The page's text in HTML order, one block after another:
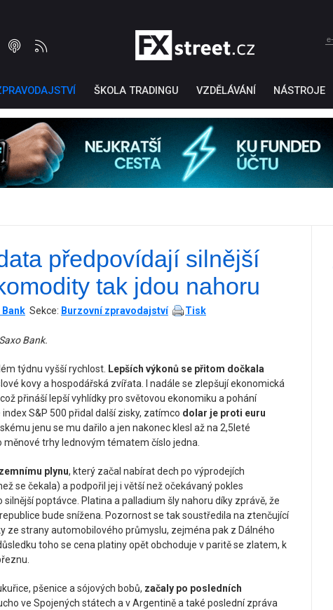
ŠKOLA TRADINGU VZDĚLÁVÁNÍ NÁSTROJE
Ticker Tape by TradingView
předpovídají silnější
tak jdou nahoru
Bank Sekce: Burzovní zpravodajství Tisk
Bank.
týdnu vyšší rychlost. Lepších výkonů se přitom dočkala
kovy a hospodářská zvířata. I nadále se zlepšují ekonomická
přináší lepší vyhlídky pro světovou ekonomiku a pohání
S&P 500 přidal další zisky, zatímco dolar je proti euru
jenu se mu dařilo a jen nakonec klesl až na 2,5leté
trhy lednovým tématem číslo jedna.
plynu, který začal nabírat dech po výprodejích
se čekala) a podpořil jej i větší než očekávaný pokles
poptávce. Platina a palladium šly nahoru díky zprávě, že
bude snížena. Pozornost se tak soustředila na ztenčující
ze strany automobilového průmyslu, zejména pak z Dálného
toho se cena platiny opět obchoduje v paritě se zlatem, k
pšenice a sójových bobů, začaly po posledních
ve Spojených státech a v Argentině a také poslední zpráva